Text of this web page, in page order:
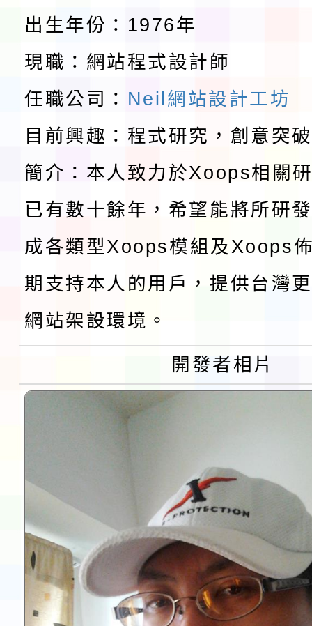
程安排一案
「桃園市補助參觀特色
展演活動實施計畫」
請一案
教育部校安中心白海豚
報
淨零綠領人才培育課程
檢送桃園市115學年度
及師生本土語及新住民
實施要點各1份
115年食農教育專業人
程
函轉國家通訊傳播委員
鎮韌性（防空）演習－
「115年金融知識線上
法」
本校115學年度第1學
第3次招考代課鐘點教
告(不再辦理後續甄選)
檢送「桃園市115學年
賽實施要點」1份
本市「115學年度學生
程安排一案
「桃園市補助參觀特色
展演活動實施計畫」
請一案
出生年份：1976年
現職：網站程式設計師
任職公司： Neil網站設計工坊
目前興趣：程式研究，創意突
簡介：本人致力於Xoops相關
已有數十餘年，希望能將所研
成各類型Xoops模組及Xoops
期支持本人的用戶，提供台灣
網站架設環境。
開發者相片